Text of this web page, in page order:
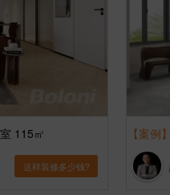
115㎡
这样装修多少钱?
【案例